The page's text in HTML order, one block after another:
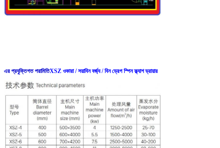
এর প্রযুক্তিগত পরামিতিXSZ ওকারা / সয়াবিন বর্জ্য / বিন ড্রেগ স্পিন ফ্ল্যাশ ড্রায়ার